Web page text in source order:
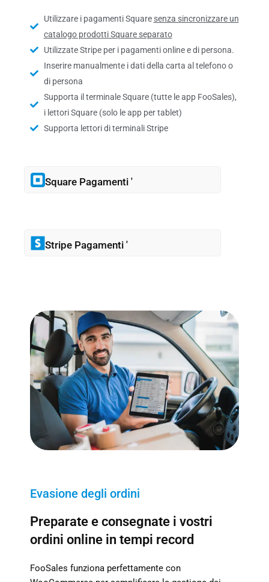
Utilizzare i pagamenti Square senza sincronizzare un
catalogo prodotti Square separato
Utilizzate Stripe per i pagamenti online e di persona.
Inserire manualmente i dati della carta al telefono o
di persona
Supporta il terminale Square (tutte le app FooSales),
i lettori Square (solo le app per tablet)
Supporta lettori di terminali Stripe
Square Pagamenti '
Stripe Pagamenti '
Evasione degli ordini
Preparate e consegnate i vostri
ordini online in tempi record
FooSales funziona perfettamente con